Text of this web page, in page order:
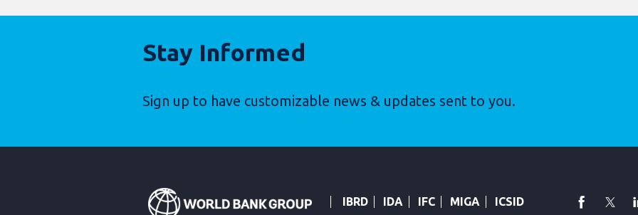
Stay Informed
Sign up to have customizable news & updates sent to you.
IBRD IDA IFC MIGA ICSID